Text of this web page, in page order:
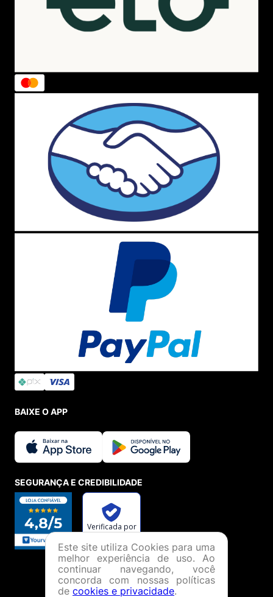
BAIXE O APP
SEGURANÇA E CREDIBILIDADE
Este site utiliza Cookies para uma
melhor experiência de uso. Ao
continuar navegando, você
concorda com nossas políticas
de cookies e privacidade.